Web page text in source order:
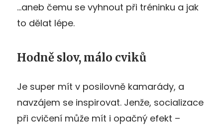
…aneb čemu se vyhnout při tréninku a jak
to dělat lépe.
Hodně slov, málo cviků
Je super mít v posilovně kamarády, a
navzájem se inspirovat. Jenže, socializace
při cvičení může mít i opačný efekt –